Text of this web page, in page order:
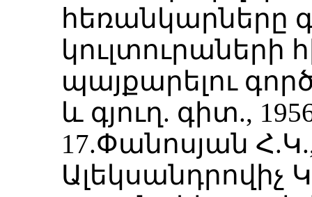
հեռանկարները
կուլտուրաների
պայքարելու
և գյուղ. գիտ.,
17.Փանոսյան
Ալեկսանդրովիչ